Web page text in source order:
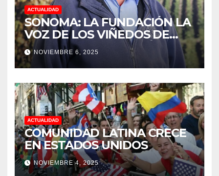
ACTUALIDAD
SONOMA: LA FUNDACIÓN LA
VOZ DE LOS VIÑEDOS DE
SONOMA, RECONOCIÓ A LOS
TRABAJADORES DEL MES DE
FEBRERO POR SU GRAN
TRABAJO EN LA PODA DE
UVAS
NOVIEMBRE 6, 2025
ACTUALIDAD
COMUNIDAD LATINA CRECE
EN ESTADOS UNIDOS
NOVIEMBRE 4, 2025